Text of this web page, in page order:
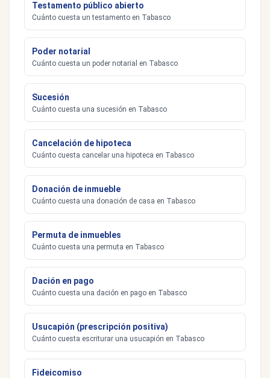
Testamento público abierto
Cuánto cuesta un testamento en Tabasco
Poder notarial
Cuánto cuesta un poder notarial en Tabasco
Sucesión
Cuánto cuesta una sucesión en Tabasco
Cancelación de hipoteca
Cuánto cuesta cancelar una hipoteca en Tabasco
Donación de inmueble
Cuánto cuesta una donación de casa en Tabasco
Permuta de inmuebles
Cuánto cuesta una permuta en Tabasco
Dación en pago
Cuánto cuesta una dación en pago en Tabasco
Usucapión (prescripción positiva)
Cuánto cuesta escriturar una usucapión en Tabasco
Fideicomiso